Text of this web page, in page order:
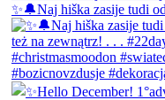
✨🔔Naj hiška zasije tudi